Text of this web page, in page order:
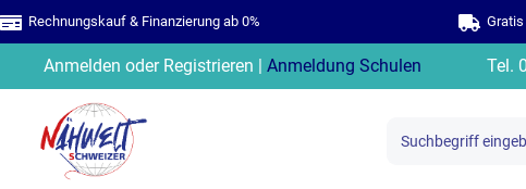
Zur Hauptnavigation springen
Rechnungskauf & Finanzierung ab 0%
Anmelden oder Registrieren | Anmeldung Schulen Tel.